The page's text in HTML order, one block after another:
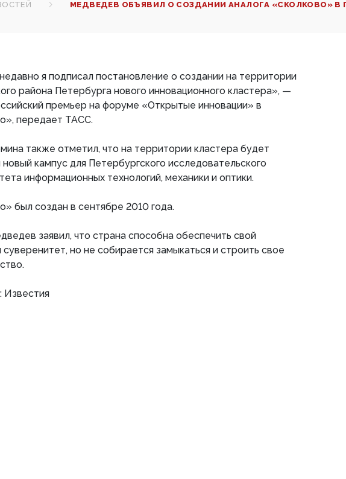
МЕДВЕДЕВ ОБЪЯВИЛ О СОЗДАНИИ АНАЛОГА «СКОЛКОВО» В
я подписал постановление о создании на территории
района Петербурга нового инновационного кластера», —
премьер на форуме «Открытые инновации» в
передает ТАСС.
также отметил, что на территории кластера будет
кампус для Петербургского исследовательского
информационных технологий, механики и оптики.
был создан в сентябре 2010 года.
заявил, что страна способна обеспечить свой
но не собирается замыкаться и строить свое
Известия